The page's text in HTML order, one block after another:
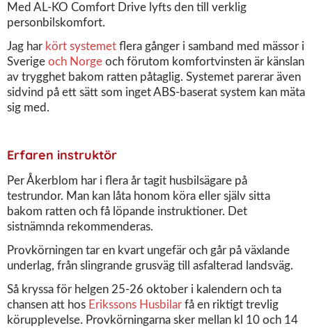
Med AL-KO Comfort Drive lyfts den till verklig
personbilskomfort.
Jag har kört systemet flera gånger i samband med mässor i
Sverige och Norge och förutom komfortvinsten är känslan
av trygghet bakom ratten påtaglig. Systemet parerar även
sidvind på ett sätt som inget ABS-baserat system kan mäta
sig med.
Erfaren instruktör
Per Åkerblom har i flera år tagit husbilsägare på
testrundor. Man kan låta honom köra eller själv sitta
bakom ratten och få löpande instruktioner. Det
sistnämnda rekommenderas.
Provkörningen tar en kvart ungefär och går på växlande
underlag, från slingrande grusväg till asfalterad landsväg.
Så kryssa för helgen 25-26 oktober i kalendern och ta
chansen att hos Erikssons Husbilar få en riktigt trevlig
körupplevelse. Provkörningarna sker mellan kl 10 och 14